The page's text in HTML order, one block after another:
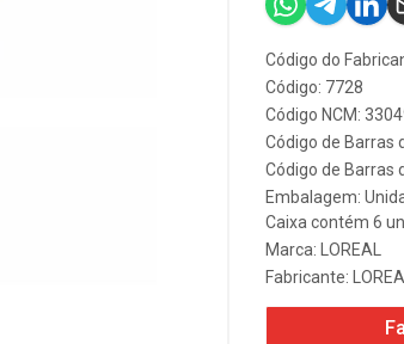
Código do
Código: 7728
Código NCM:
Código de Barras
Código de Barras
Embalagem:
Caixa contém 6
Marca:
LOREAL
Fabricante: